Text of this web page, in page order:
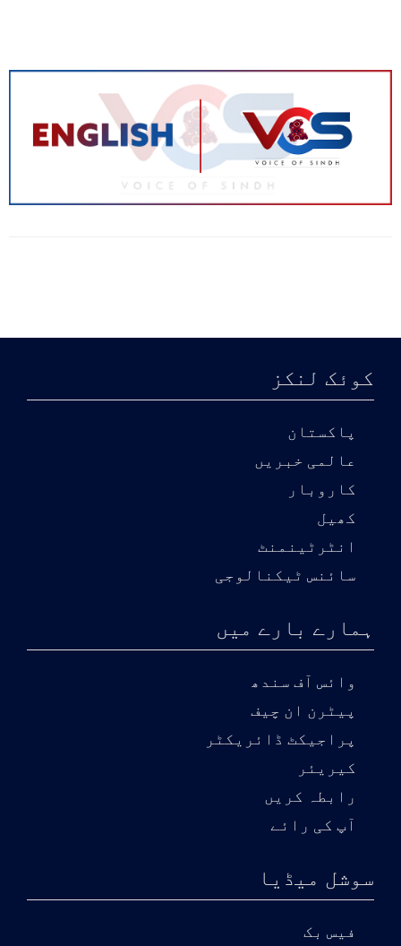
کوئک لنکز
پاکستان
عالمی خبریں
کاروبار
کھیل
انٹرٹینمنٹ
سائنس ٹیکنالوجی
ہمارے بارے میں
وائس آف سندھ
پیٹرن ان چیف
پراجیکٹ ڈائریکٹر
کیریئر
رابطہ کریں
آپ کی رائے
سوشل میڈیا
فیس بک